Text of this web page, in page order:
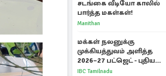
சடங்கை வீடியோ காலில்
பார்த்த மகள்கள்!
Manithan
மக்கள் நலனுக்கு
முக்கியத்துவம் அளித்த
2026–27 பட்ஜெட் - புதிய
நலத்திட்டங்கள்
IBC Tamilnadu